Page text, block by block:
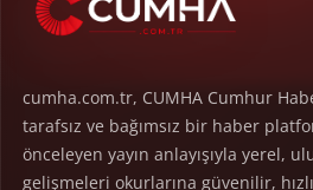
cumha.com.tr, CUMHA Cumhur
tarafsız ve bağımsız bir haber
önceleyen yayın anlayışıyla yerel,
gelişmeleri okurlarına güvenilir,